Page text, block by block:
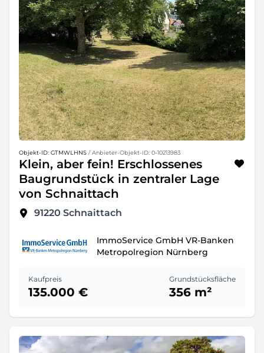
Objekt-ID: GTMWLHNS / Anbieter-Objekt-ID: 0-10213983
Klein, aber fein! Erschlossenes
Baugrundstück in zentraler Lage
von Schnaittach
91220 Schnaittach
ImmoService GmbH VR-Banken
Metropolregion Nürnberg
Kaufpreis
135.000 €
Grundstücksfläche
356 m²